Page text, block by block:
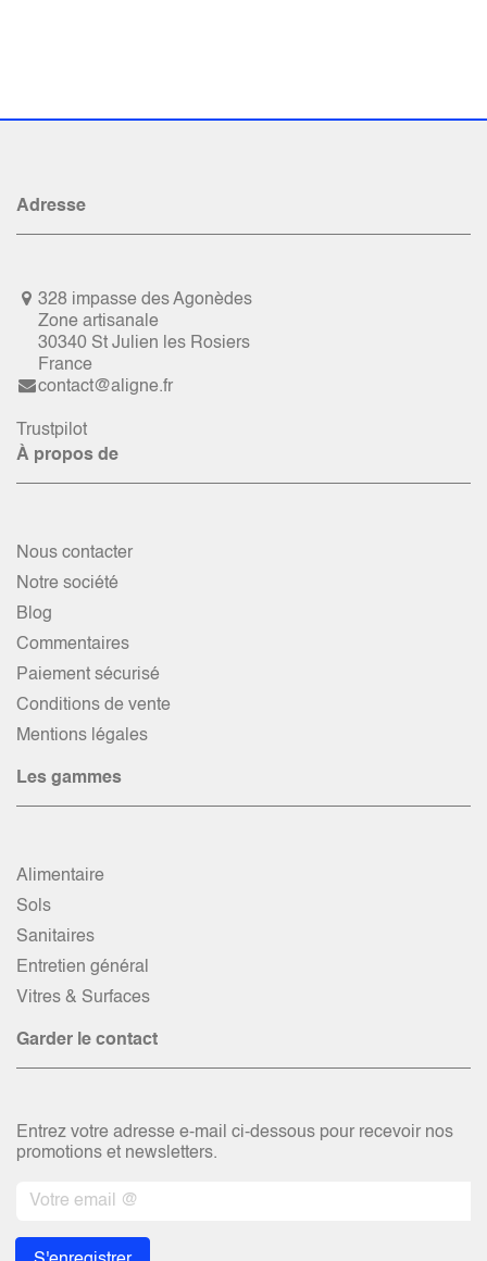
Adresse
328 impasse des Agonèdes
Zone artisanale
30340 St Julien les Rosiers
France
contact@aligne.fr
Trustpilot
À propos de
Nous contacter
Notre société
Blog
Commentaires
Paiement sécurisé
Conditions de vente
Mentions légales
Les gammes
Alimentaire
Sols
Sanitaires
Entretien général
Vitres & Surfaces
Garder le contact
Entrez votre adresse e-mail ci-dessous pour recevoir nos
promotions et newsletters.